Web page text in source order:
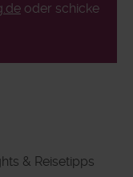
oder schicke
& Reisetipps